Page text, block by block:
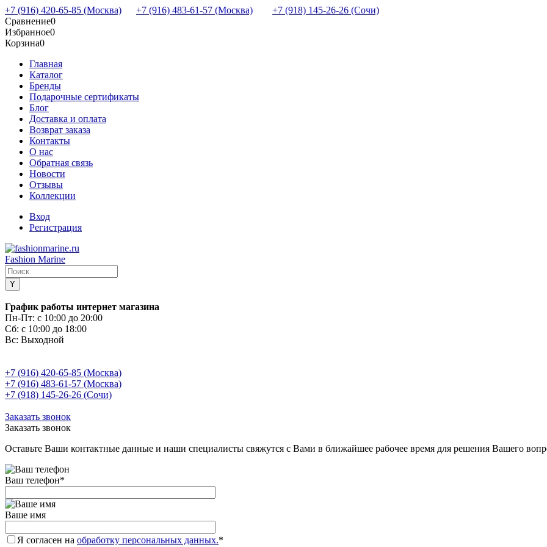
+7 (916) 420-65-85 (Москва) +7 (916) 483-61-57 (Москва)
+7 (918) 145-26-26 (Сочи)
Сравнение0
Избранное0
Корзина0
Главная
Каталог
Бренды
Подарочные сертификаты
Блог
Доставка и оплата
Возврат заказа
Контакты
О нас
Обратная связь
Новости
Отзывы
Коллекции
Вход
Регистрация
Fashion Marine
График работы интернет магазина
Пн-Пт: с 10:00 до 20:00
Сб: с 10:00 до 18:00
Вс: Выходной
+7 (916) 420-65-85 (Москва)
+7 (916) 483-61-57 (Москва)
+7 (918) 145-26-26 (Сочи)
Заказать звонок
Заказать звонок
Оставьте Ваши контактные данные и наши специалисты свяжутся с Вами в ближайшее рабочее время для решения Вашего
Ваш телефон*
Ваше имя
Я согласен на обработку персональных данных.*